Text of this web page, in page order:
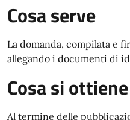
Cosa serve
La domanda, compilata e
allegando i documenti di
Cosa si ottiene
Al termine delle